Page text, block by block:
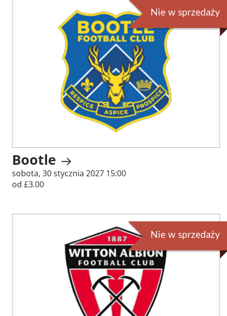
Nie w sprzedaży
Bootle
sobota, 30 stycznia 2027 15:00
od £3.00
Nie w sprzedaży